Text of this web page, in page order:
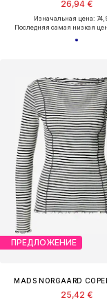
26,94 €
Изначальная цена:
Последняя самая низкая
ПРЕДЛОЖЕНИЕ
MADS NORGAARD
25,42 €